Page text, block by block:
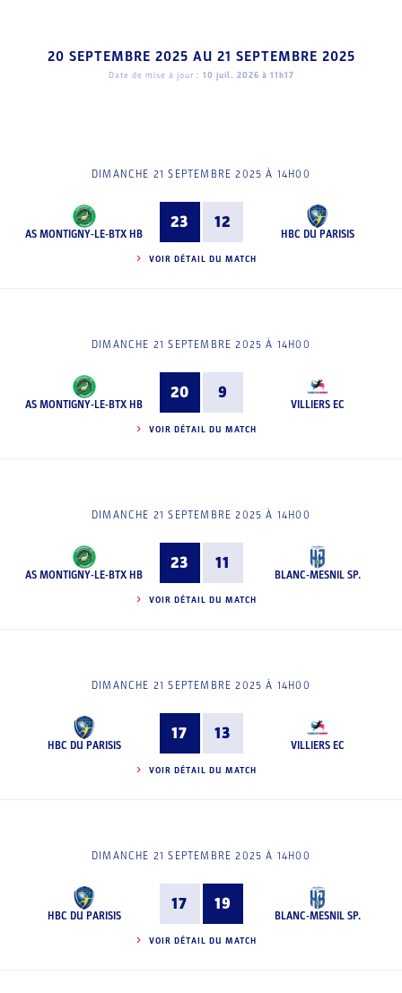
20 SEPTEMBRE 2025 AU 21 SEPTEMBRE 2025
Date de mise à jour : 10 juil. 2026 à 11h17
DIMANCHE 21 SEPTEMBRE 2025 À 14H00
AS MONTIGNY-LE-BTX HB
23 12
HBC DU PARISIS
VOIR DÉTAIL DU MATCH
DIMANCHE 21 SEPTEMBRE 2025 À 14H00
AS MONTIGNY-LE-BTX HB
20 9
VILLIERS EC
VOIR DÉTAIL DU MATCH
DIMANCHE 21 SEPTEMBRE 2025 À 14H00
AS MONTIGNY-LE-BTX HB
23 11
BLANC-MESNIL SP.
VOIR DÉTAIL DU MATCH
DIMANCHE 21 SEPTEMBRE 2025 À 14H00
HBC DU PARISIS
17 13
VILLIERS EC
VOIR DÉTAIL DU MATCH
DIMANCHE 21 SEPTEMBRE 2025 À 14H00
HBC DU PARISIS
17 19
BLANC-MESNIL SP.
VOIR DÉTAIL DU MATCH